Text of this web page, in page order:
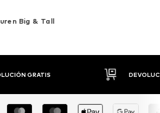
Big & Tall
HASTA 30 DÍAS